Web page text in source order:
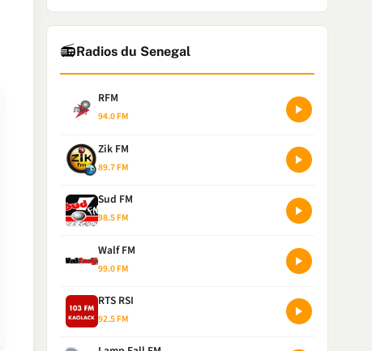
📻Radios du Senegal
RFM
94.0 FM
Zik FM
89.7 FM
Sud FM
98.5 FM
Walf FM
99.0 FM
RTS RSI
92.5 FM